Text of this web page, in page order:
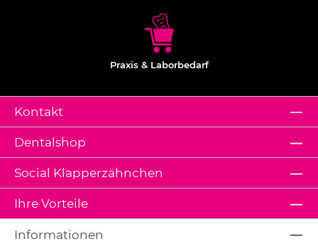
Praxis & Laborbedarf
Kontakt
Dentalshop
Ihre Vorteile
Social Klapperzähnchen
Informationen